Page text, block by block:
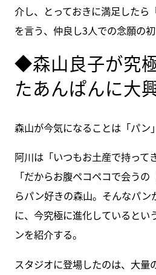
介し、とっておきに満足したら
を言う、仲良し3人での念願の初
◆森山良子が究
たあんぱんに大
森山が今気になることは「パン
阿川は「いつもお土産で持って
「だからお腹ペコペコで会う
らパン好きの森山。そんなパン
に、今究極に進化しているとい
ンを紹介する。
スタジオに登場したのは、大量